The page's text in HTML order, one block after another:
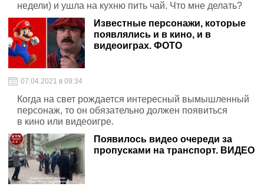
недели) и ушла на кухню пить чай. Что мне делать?
Известные персонажи, которые
появлялись и в кино, и в
видеоиграх. ФОТО
07.04.2021 в 09:34
Когда на свет рождается интересный вымышленный
персонаж, то он обязательно должен появиться
в кино или видеоигре.
Появилось видео очереди за
пропусками на транспорт. ВИДЕО